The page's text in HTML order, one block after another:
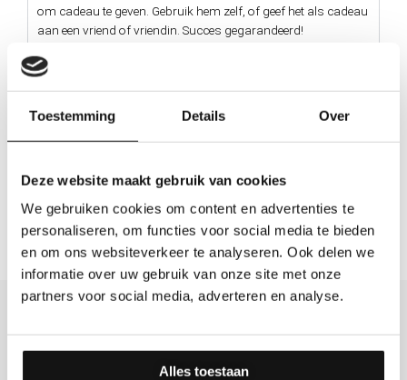
Toestemming Details Over
Deze website maakt gebruik van cookies
We gebruiken cookies om content en advertenties te
personaliseren, om functies voor social media te bieden
en om ons websiteverkeer te analyseren. Ook delen we
informatie over uw gebruik van onze site met onze
partners voor social media, adverteren en analyse.
Alles toestaan
om cadeau te geven. Gebruik hem zelf, of geef het als cadeau
aan een vriend of vriendin. Succes gegarandeerd!
Het is ook mogelijk om een eigen afbeelding of logo te laten
graveren. Stuur ons hiervoor eenmailtjemet het logo. Dan
maken wij een voorbeeld van je ontwerp.
Uniek
Wat anderen zeggen